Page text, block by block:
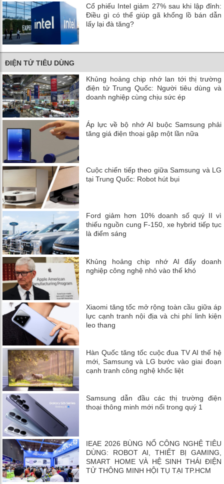
Cổ phiếu Intel giảm 27% sau khi lập đỉnh:
Điều gì có thể giúp gã khổng lồ bán dẫn
lấy lại đà tăng?
ĐIỆN TỬ TIÊU DÙNG
Khủng hoảng chip nhớ lan tới thị trường
điện tử Trung Quốc: Người tiêu dùng và
doanh nghiệp cùng chịu sức ép
Áp lực về bộ nhớ AI buộc Samsung phải
tăng giá điện thoại gập một lần nữa
Cuộc chiến tiếp theo giữa Samsung và LG
tại Trung Quốc: Robot hút bụi
Ford giảm hơn 10% doanh số quý II vì
thiếu nguồn cung F-150, xe hybrid tiếp tục
là điểm sáng
Khủng hoảng chip nhớ AI đẩy doanh
nghiệp công nghệ nhỏ vào thế khó
Xiaomi tăng tốc mở rộng toàn cầu giữa áp
lực cạnh tranh nội địa và chi phí linh kiện
leo thang
Hàn Quốc tăng tốc cuộc đua TV AI thế hệ
mới, Samsung và LG bước vào giai đoạn
cạnh tranh công nghệ khốc liệt
Samsung dẫn đầu các thị trường điện
thoại thông minh mới nổi trong quý 1
IEAE 2026 BÙNG NỔ CÔNG NGHỆ TIÊU
DÙNG: ROBOT AI, THIẾT BỊ GAMING,
SMART HOME VÀ HỆ SINH THÁI ĐIỆN
TỬ THÔNG MINH HỘI TỤ TẠI TP.HCM